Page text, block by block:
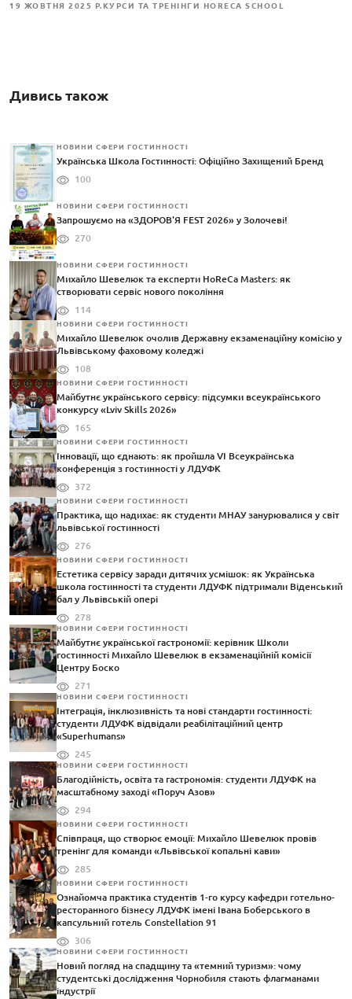
19 ЖОВТНЯ 2025 Р.КУРСИ ТА ТРЕНІНГИ HORECA SCHOOL
Дивись також
НОВИНИ СФЕРИ ГОСТИННОСТІ
Українська Школа Гостинності: Офіційно Захищений Бренд
100
НОВИНИ СФЕРИ ГОСТИННОСТІ
Запрошуємо на «ЗДОРОВ'Я FEST 2026» у Золочеві!
270
НОВИНИ СФЕРИ ГОСТИННОСТІ
Михайло Шевелюк та експерти HoReCa Masters: як
створювати сервіс нового покоління
114
НОВИНИ СФЕРИ ГОСТИННОСТІ
Михайло Шевелюк очолив Державну екзаменаційну комісію у
Львівському фаховому коледжі
108
НОВИНИ СФЕРИ ГОСТИННОСТІ
Майбутнє українського сервісу: підсумки всеукраїнського
конкурсу «Lviv Skills 2026»
165
НОВИНИ СФЕРИ ГОСТИННОСТІ
Інновації, що єднають: як пройшла VI Всеукраїнська
конференція з гостинності у ЛДУФК
372
НОВИНИ СФЕРИ ГОСТИННОСТІ
Практика, що надихає: як студенти МНАУ занурювалися у світ
львівської гостинності
276
НОВИНИ СФЕРИ ГОСТИННОСТІ
Естетика сервісу заради дитячих усмішок: як Українська
школа гостинності та студенти ЛДУФК підтримали Віденський
бал у Львівській опері
278
НОВИНИ СФЕРИ ГОСТИННОСТІ
Майбутнє української гастрономії: керівник Школи
гостинності Михайло Шевелюк в екзаменаційній комісії
Центру Боско
271
НОВИНИ СФЕРИ ГОСТИННОСТІ
Інтеграція, інклюзивність та нові стандарти гостинності:
студенти ЛДУФК відвідали реабілітаційний центр
«Superhumans»
245
НОВИНИ СФЕРИ ГОСТИННОСТІ
Благодійність, освіта та гастрономія: студенти ЛДУФК на
масштабному заході «Поруч Азов»
294
НОВИНИ СФЕРИ ГОСТИННОСТІ
Співпраця, що створює емоції: Михайло Шевелюк провів
тренінг для команди «Львівської копальні кави»
285
НОВИНИ СФЕРИ ГОСТИННОСТІ
Ознайомча практика студентів 1-го курсу кафедри готельно-
ресторанного бізнесу ЛДУФК імені Івана Боберського в
капсульний готель Constellation 91
306
НОВИНИ СФЕРИ ГОСТИННОСТІ
Новий погляд на спадщину та «темний туризм»: чому
студентські дослідження Чорнобиля стають флагманами
індустрії